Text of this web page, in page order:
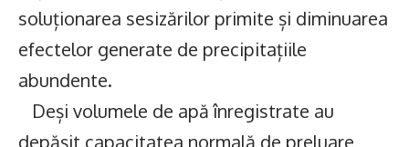
soluționarea sesizărilor primite și diminuarea
efectelor generate de precipitațiile
abundente.
Deși volumele de apă înregistrate au
depășit capacitatea normală de preluare